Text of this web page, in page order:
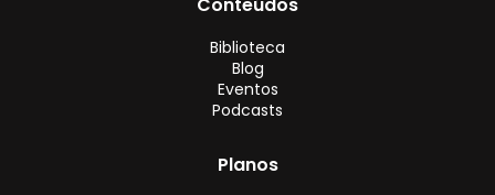
Biblioteca
Blog
Eventos
Podcasts
Planos